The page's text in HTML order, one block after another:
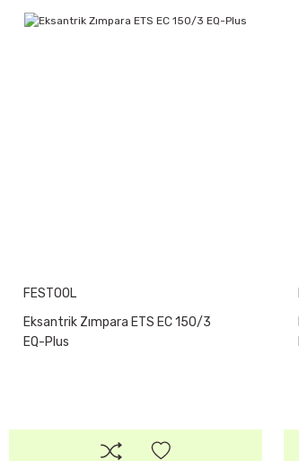
FESTOOL
Eksantrik Zımpara ETS EC 150/3
EQ-Plus